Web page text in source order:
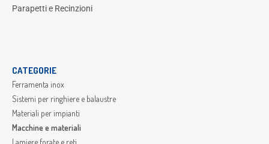
Parapetti e Recinzioni
CATEGORIE
Ferramenta inox
Sistemi per ringhiere e balaustre
Materiali per impianti
Macchine e materiali